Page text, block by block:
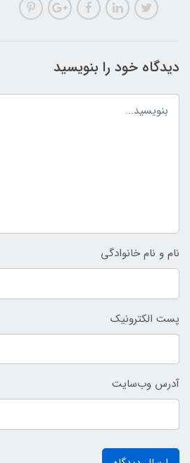
دیدگاه خود را بنویسید
نام و نام خانوادگی
پست الکترونیک
آدرس وب‌سایت